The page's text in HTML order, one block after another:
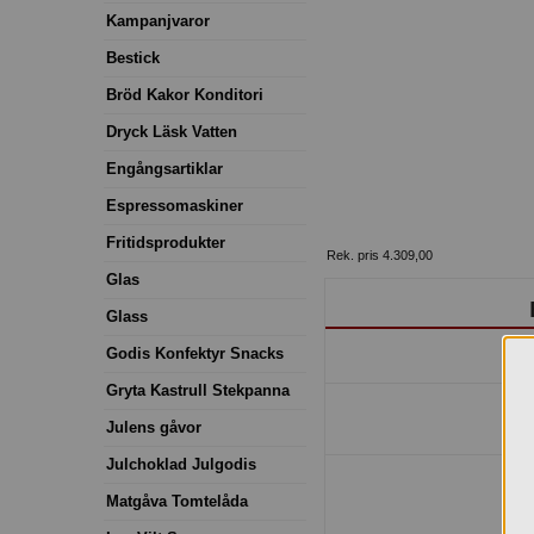
Kampanjvaror
Bestick
Bröd Kakor Konditori
Dryck Läsk Vatten
Engångsartiklar
Espressomaskiner
Fritidsprodukter
Glas
Glass
Godis Konfektyr Snacks
Gryta Kastrull Stekpanna
Julens gåvor
Julchoklad Julgodis
Matgåva Tomtelåda
Rek. pris 4.309,00